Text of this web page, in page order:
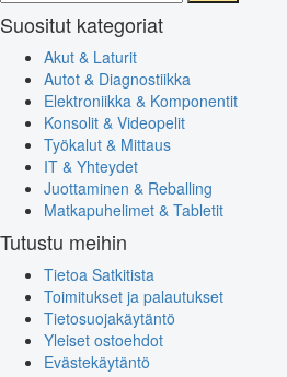
Suositut kategoriat
Akut & Laturit
Autot & Diagnostiikka
Elektroniikka & Komponentit
Konsolit & Videopelit
Työkalut & Mittaus
IT & Yhteydet
Juottaminen & Reballing
Matkapuhelimet & Tabletit
Tutustu meihin
Tietoa Satkitista
Toimitukset ja palautukset
Tietosuojakäytäntö
Yleiset ostoehdot
Evästekäytäntö